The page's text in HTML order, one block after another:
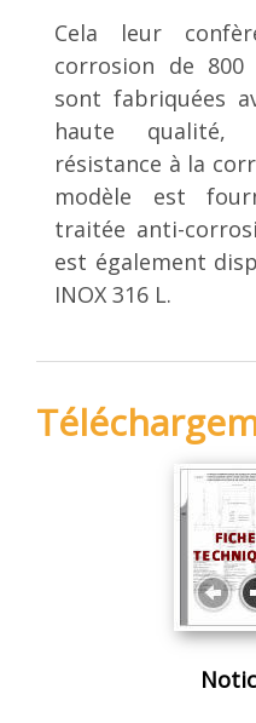
Cela leur
corrosion de
sont fabriquées
haute
résistance à la
modèle est
traitée anti-
est également
INOX 316 L.